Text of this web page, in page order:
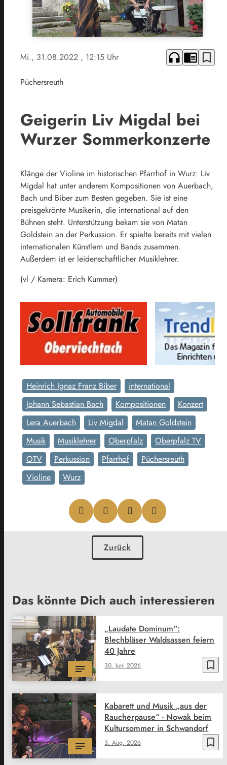
Mi., 31.08.2022 , 12:15 Uhr headphones chrome_reader_mode bookmark_border
Püchersreuth
Geigerin Liv Migdal bei
Wurzer Sommerkonzerte
Klänge der Violine im historischen Pfarrhof in Wurz: Liv
Migdal hat unter anderem Kompositionen von Auerbach,
Bach und Biber zum Besten gegeben. Sie ist eine
preisgekrönte Musikerin, die international auf den
Bühnen steht. Unterstützung bekam sie von Matan
Goldstein an der Perkussion. Er spielte bereits mit vielen
internationalen Künstlern und Bands zusammen.
Außerdem ist er leidenschaftlicher Musiklehrer.
(vl / Kamera: Erich Kummer)
Heinrich Ignaz Franz Biber
international
Johann Sebastian Bach
Kompositionen
Konzert
Lera Auerbach
Liv Migdal
Matan Goldstein
Musik
Musiklehrer Oberpfalz
Oberpfalz TV
OTV
Perkussion Pfarrhof
Püchersreuth
Violine
Wurz
Zurück
Das könnte Dich auch interessieren
bookmark_border
30. Juni 2026
„Laudate Dominum“:
Blechbläser Waldsassen feiern
40 Jahre
bookmark_border
3. Aug. 2026
Kabarett und Musik „aus der
Raucherpause“ - Nowak beim
Kultursommer in Schwandorf